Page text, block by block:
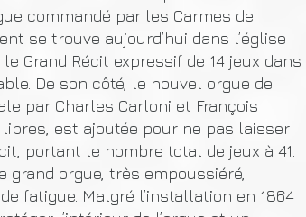
commandé par les Carmes de
se trouve aujourd’hui dans l’église
Grand Récit expressif de 14 jeux dans
De son côté, le nouvel orgue de
par Charles Carloni et François
est ajoutée pour ne pas laisser
portant le nombre total de jeux à 41.
orgue, très empoussiéré,
fatigue. Malgré l’installation en 1864